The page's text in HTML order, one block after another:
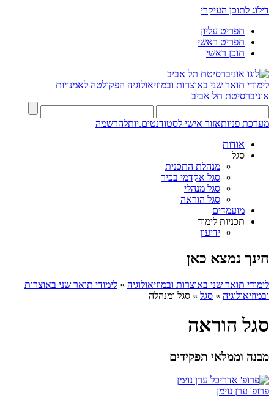
דילוג לתוכן העיקרי
תפריט עליון
תפריט ראשי
תוכן ראשי
לימודי תואר שני באוצרות ובמוזיאולוגיה הפקולטה לאמנויות
אוניברסיטת תל אביב
מערכת פניותאזור אישי לסטודנטים.יותלהרשמה
אודות
סגל
מנהלת התכנית
סגל אקדמי בכיר
סגל מנהלי
סגל הוראה
מועמדים
תכניות לימוד
ידיעון
הינך נמצא כאן
לימודי תואר שני באוצרות ובמוזיאולוגיה » לימודי תואר שני באוצרות
ובמוזיאולוגיה » סגל » סגל ומנהלה
סגל הוראה
מבנה וממלאי תפקידים
פרופ' ערן נוימן